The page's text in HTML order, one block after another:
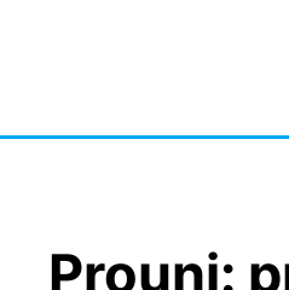
Prouni: